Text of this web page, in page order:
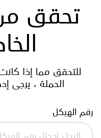
للتحقق مما إذا
الحملة ، يرجى
رقم الهيكل